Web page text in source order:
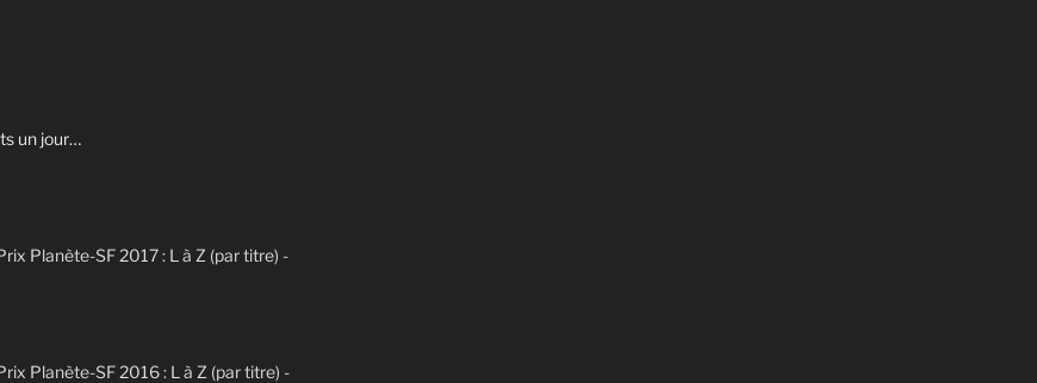
un jour…
Planète-SF 2017 : L à Z (par titre) -
Planète-SF 2016 : L à Z (par titre) -